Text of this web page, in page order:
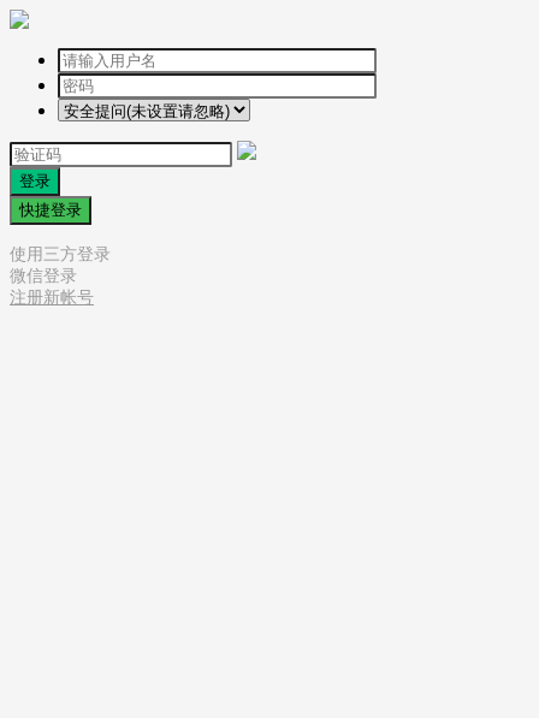
登录
快捷登录
使用三方登录
微信登录
注册新帐号